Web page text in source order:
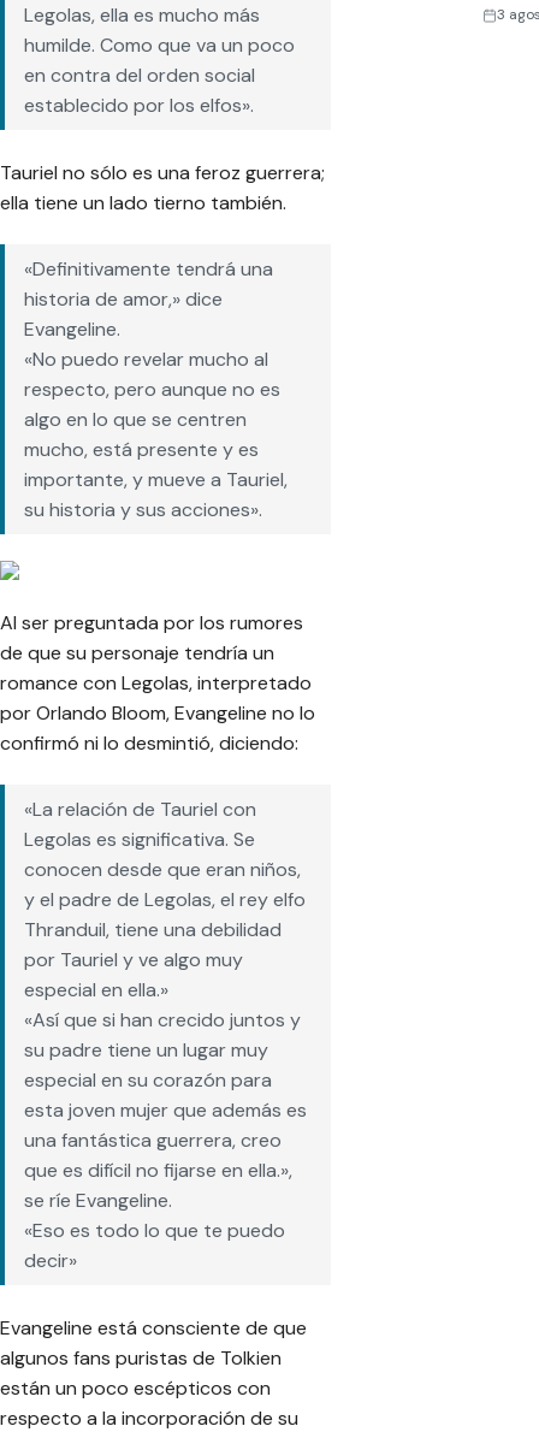
Legolas, ella es mucho más
humilde. Como que va un poco
en contra del orden social
establecido por los elfos».
Tauriel no sólo es una feroz guerrera;
ella tiene un lado tierno también.
«Definitivamente tendrá una
historia de amor,» dice
Evangeline.
«No puedo revelar mucho al
respecto, pero aunque no es
algo en lo que se centren
mucho, está presente y es
importante, y mueve a Tauriel,
su historia y sus acciones».
Al ser preguntada por los rumores
de que su personaje tendría un
romance con Legolas, interpretado
por Orlando Bloom, Evangeline no lo
confirmó ni lo desmintió, diciendo:
«La relación de Tauriel con
Legolas es significativa. Se
conocen desde que eran niños,
y el padre de Legolas, el rey elfo
Thranduil, tiene una debilidad
por Tauriel y ve algo muy
especial en ella.»
«Así que si han crecido juntos y
su padre tiene un lugar muy
especial en su corazón para
esta joven mujer que además es
una fantástica guerrera, creo
que es difícil no fijarse en ella.»,
se ríe Evangeline.
«Eso es todo lo que te puedo
decir»
Evangeline está consciente de que
algunos fans puristas de Tolkien
están un poco escépticos con
respecto a la incorporación de su
3